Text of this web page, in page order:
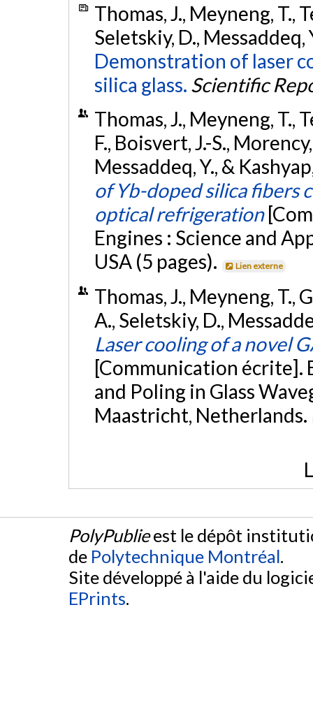
Thomas, J., Meyneng, T.,
Seletskiy, D., Messaddeq,
Demonstration of laser
silica glass. Scientific
Thomas, J., Meyneng, T.,
F., Boisvert, J.-S.,
Messaddeq, Y., &
of Yb-doped silica fibers
optical refrigeration
Engines : Science and
USA (5 pages).
Lien externe
Thomas, J., Meyneng, T.,
A., Seletskiy, D.,
Laser cooling of a novel
[Communication écrite].
and Poling in Glass
Maastricht, Netherlands.
PolyPublieest le dépôt
de Polytechnique Montréal.
Site développé à l'aide du
EPrints.